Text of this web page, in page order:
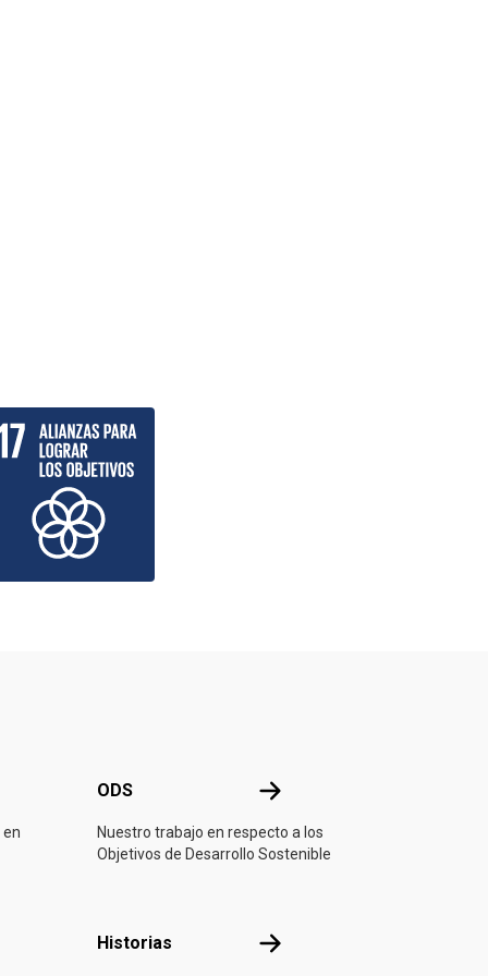
en
ODS ODS
Nuestro trabajo en respecto a los
Objetivos de Desarrollo Sostenible
Historias Historias